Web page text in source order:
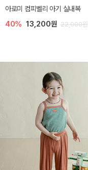
아로미 컴피벨리 아기 실내복
40% 13,200원 22,000원